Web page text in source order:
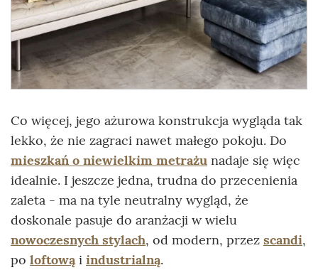
Co więcej, jego ażurowa konstrukcja wygląda tak
lekko, że nie zagraci nawet małego pokoju. Do
mieszkań o niewielkim metrażu nadaje się więc
idealnie. I jeszcze jedna, trudna do przecenienia
zaleta - ma na tyle neutralny wygląd, że
doskonale pasuje do aranżacji w wielu
nowoczesnych stylach, od modern, przez scandi,
po loftowąi industrialną.